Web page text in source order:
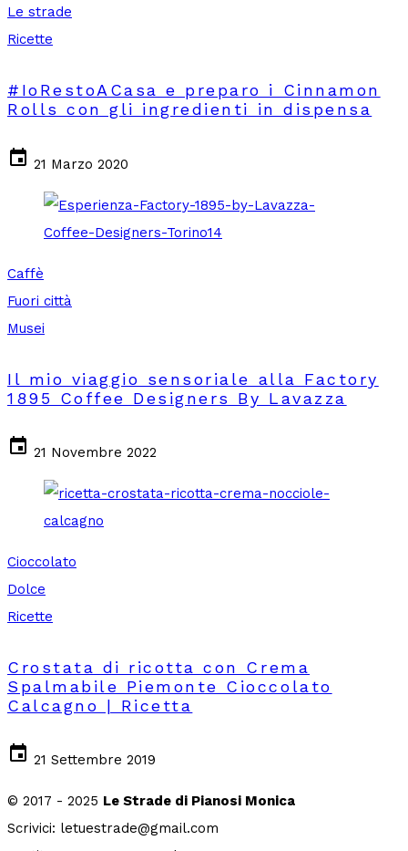
Le strade
Ricette
#IoRestoACasa e preparo i Cinnamon
Rolls con gli ingredienti in dispensa
event 21 Marzo 2020
Caffè
Fuori città
Musei
Il mio viaggio sensoriale alla Factory
1895 Coffee Designers By Lavazza
event 21 Novembre 2022
Cioccolato
Dolce
Ricette
Crostata di ricotta con Crema
Spalmabile Piemonte Cioccolato
Calcagno | Ricetta
event 21 Settembre 2019
© 2017 - 2025 Le Strade di Pianosi Monica
Scrivici: letuestrade@gmail.com